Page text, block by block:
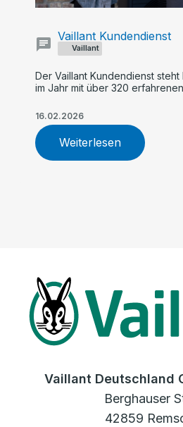
Vaillant
Vaillant Kundendienst
Der Vaillant Kundendienst
im Jahr mit über 320
TÜV-zertifiziertem Service,
Wartung und fachgerechter
Heizungsanlage.
16.02.2026
Weiterlesen
Vaillant Deutschland
Berghauser
42859